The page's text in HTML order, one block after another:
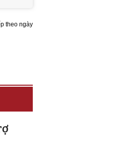
theo ngày